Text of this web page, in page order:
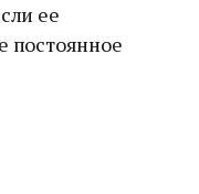
ее
постоянное